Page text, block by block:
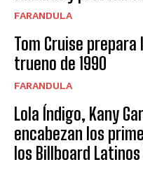
FARANDULA
Tom Cruise prepara
trueno de 1990
FARANDULA
Lola Índigo, Kany
encabezan los
los Billboard